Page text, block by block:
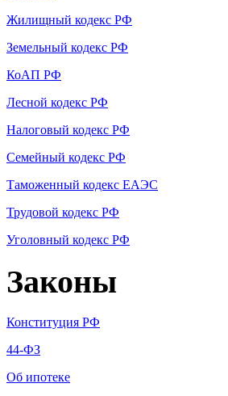
Жилищный кодекс РФ
Земельный кодекс РФ
КоАП РФ
Лесной кодекс РФ
Налоговый кодекс РФ
Семейный кодекс РФ
Таможенный кодекс ЕАЭС
Трудовой кодекс РФ
Уголовный кодекс РФ
Законы
Конституция РФ
44-ФЗ
Об ипотеке